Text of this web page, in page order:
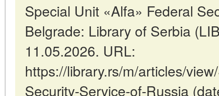
Special Unit «Alfa» Federal
Belgrade: Library of Serbia
11.05.2026. URL:
https://library.rs/m/articles/
Security-Service-of-Russia